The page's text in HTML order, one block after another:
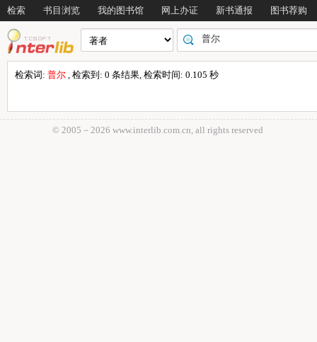
检索 书目浏览 我的图书馆 网上办证 新书通报 图书荐购
检索词: 普尔 , 检索到: 0 条结果, 检索时间: 0.105 秒
© 2005－ 2026 www.interlib.com.cn, all rights reserved